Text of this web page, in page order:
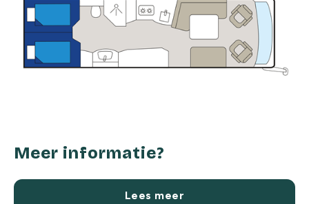
Meer informatie?
Lees meer